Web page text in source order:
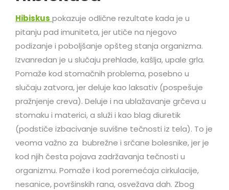
Hibiskus pokazuje odlične rezultate kada je u
pitanju pad imuniteta, jer utiče na njegovo
podizanje i poboljšanje opšteg stanja organizma.
Izvanredan je u slučaju prehlade, kašlja, upale grla.
Pomaže kod stomačnih problema, posebno u
slučaju zatvora, jer deluje kao laksativ (pospešuje
pražnjenje creva). Deluje i na ublažavanje grčeva u
stomaku i materici, a služi i kao blag diuretik
(podstiče izbacivanje suvišne tečnosti iz tela). To je
veoma važno za bubrežne i srčane bolesnike, jer je
kod njih česta pojava zadržavanja tečnosti u
organizmu. Pomaže i kod poremećaja cirkulacije,
nesanice, površinskih rana, osvežava dah. Zbog